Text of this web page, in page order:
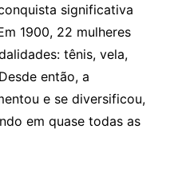
significativa
1900, 22 mulheres
tênis, vela,
então, a
e se diversificou,
em quase todas as